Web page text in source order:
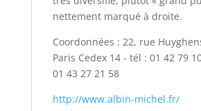
nettement marqué à droite.
Coordonnées : 22, rue
Paris Cedex 14 - tél : 01 42 79
01 43 27 21 58
http://www.albin-michel.fr/